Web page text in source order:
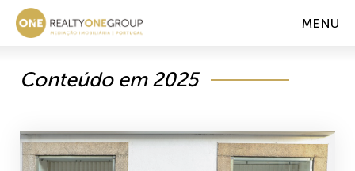
MENU
Conteúdo em 2025